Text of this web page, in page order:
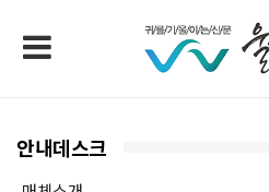
안내데스크